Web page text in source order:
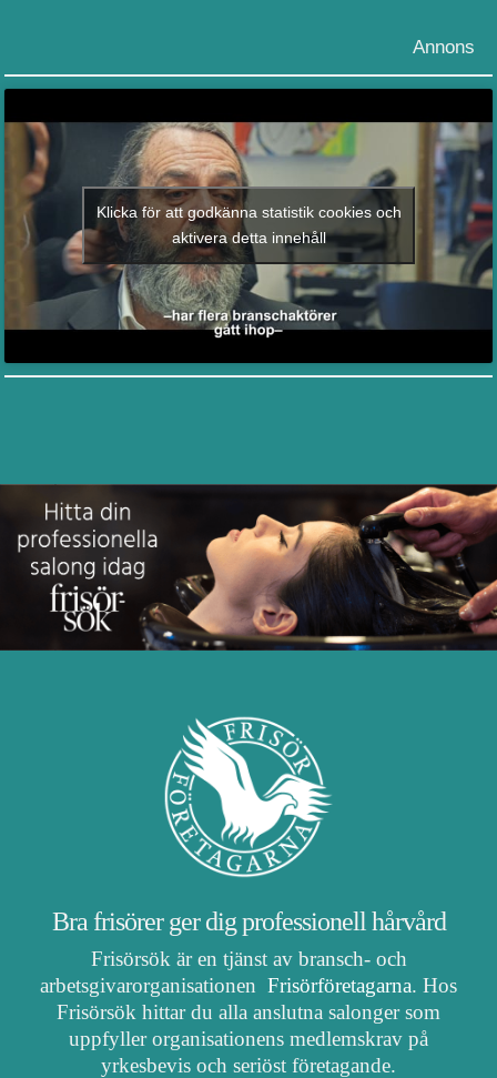
Annons
Klicka för att godkänna statistik cookies och
aktivera detta innehåll
Bra frisörer ger dig professionell hårvård
Frisörsök är en tjänst av bransch- och
arbetsgivarorganisationen Frisörföretagarna. Hos
Frisörsök hittar du alla anslutna salonger som
uppfyller organisationens medlemskrav på
yrkesbevis och seriöst företagande.